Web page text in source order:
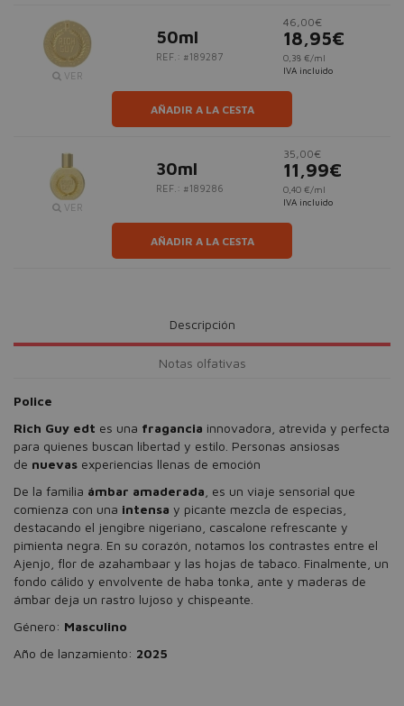
VER
50ml
REF.: #189287
46,00€
18,95€
0,38 €/ml
IVA incluido
AÑADIR A LA CESTA
VER
30ml
REF.: #189286
35,00€
11,99€
0,40 €/ml
IVA incluido
AÑADIR A LA CESTA
Descripción
Notas olfativas
Police
Rich Guy edt es una fragancia innovadora, atrevida y perfecta
para quienes buscan libertad y estilo. Personas ansiosas
de nuevas experiencias llenas de emoción
De la familia ámbar amaderada , es un viaje sensorial que
comienza con una intensa y picante mezcla de especias,
destacando el jengibre nigeriano, cascalone refrescante y
pimienta negra. En su corazón, notamos los contrastes entre el
Ajenjo, flor de azahambaar y las hojas de tabaco. Finalmente, un
fondo cálido y envolvente de haba tonka, ante y maderas de
ámbar deja un rastro lujoso y chispeante.
Género: Masculino
Año de lanzamiento: 2025